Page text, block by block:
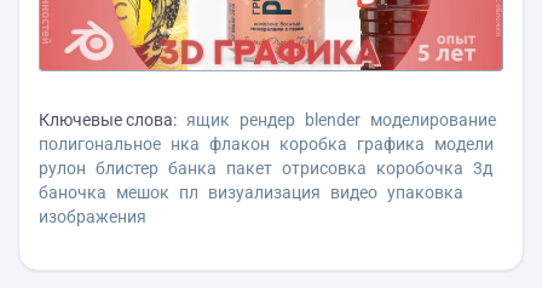
Ключевые слова: ящик рендер blender моделирование
полигональное нка флакон коробка графика
модели
рулон блистер банка пакет отрисовка коробочка 3д
баночка
мешок пл визуализация видео упаковка
изображения